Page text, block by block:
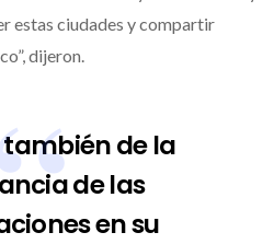
estas ciudades y compartir
dijeron.
de la
de las
en su